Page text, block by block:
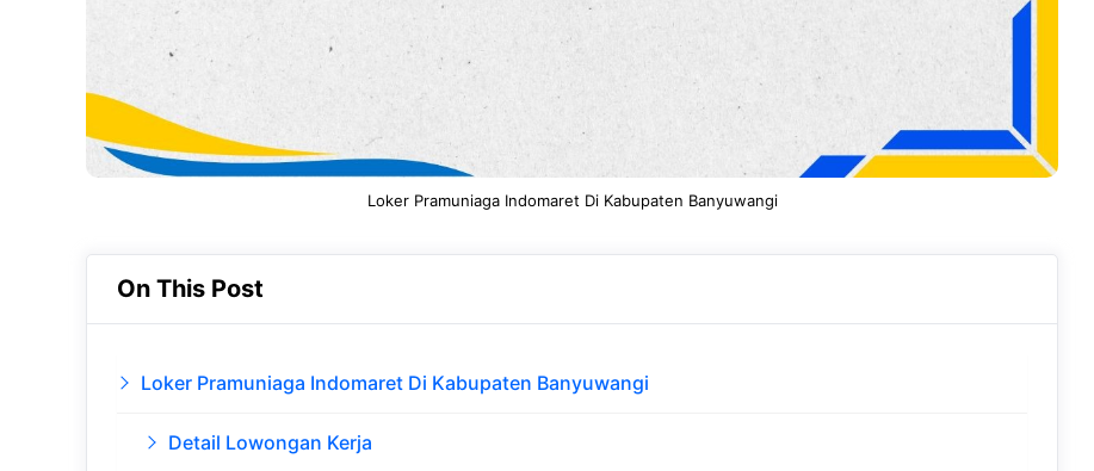
Loker Pramuniaga Indomaret Di Kabupaten Banyuwangi
On This Post
Loker Pramuniaga Indomaret Di Kabupaten Banyuwangi
Detail Lowongan Kerja